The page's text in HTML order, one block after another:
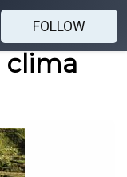
FOLLOW
clima